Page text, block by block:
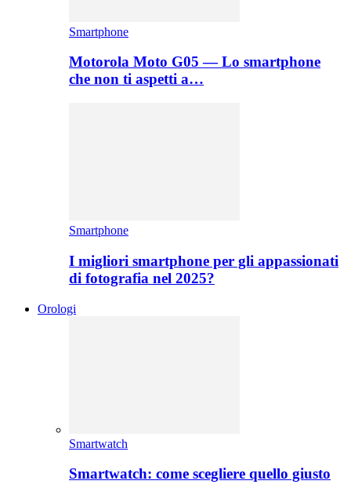
Smartphone
Motorola Moto G05 — Lo smartphone
che non ti aspetti a…
Smartphone
I migliori smartphone per gli appassionati
di fotografia nel 2025?
Orologi
Smartwatch
Smartwatch: come scegliere quello giusto